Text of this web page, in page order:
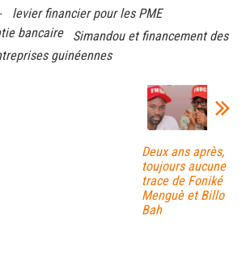
levier financier pour les PME
bancaire
Simandou et financement des
guinéennes
Deux ans après,
toujours aucune
trace de Foniké
Menguè et Billo
Bah